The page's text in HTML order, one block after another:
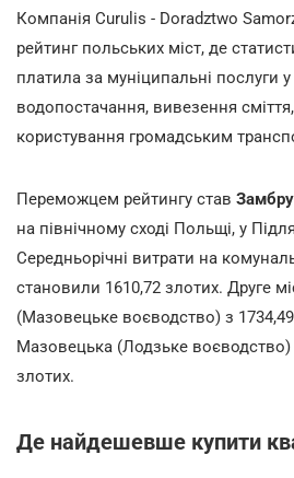
Компанія Curulis - Doradztwo
рейтинг польських міст, де
платила за муніципальні послуги
водопостачання, вивезення
користування громадським
Переможцем рейтингу став
на північному сході Польщі, у
Середньорічні витрати на
становили 1610,72 злотих. Друге
(Мазовецьке воєводство) з
Мазовецька (Лодзьке
злотих.
Де найдешевше купити